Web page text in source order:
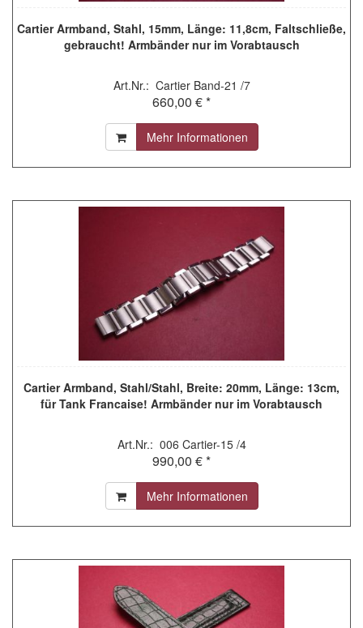
Cartier Armband, Stahl, 15mm, Länge: 11,8cm, Faltschließe,
gebraucht! Armbänder nur im Vorabtausch
Art.Nr.: Cartier Band-21 /7
660,00 € *
Mehr Informationen
Cartier Armband, Stahl/Stahl, Breite: 20mm, Länge: 13cm,
für Tank Francaise! Armbänder nur im Vorabtausch
Art.Nr.: 006 Cartier-15 /4
990,00 € *
Mehr Informationen